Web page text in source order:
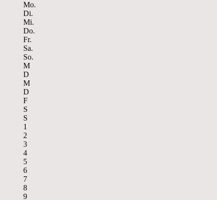
Mo.
Di.
Mi.
Do.
Fr.
Sa.
So.
M
D
M
D
F
S
S
1
2
3
4
5
6
7
8
9